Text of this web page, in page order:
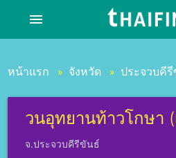
menu
หน้าแรก » จังหวัด » ประจวบคี
วนอุทยานท้าวโกษา
จ.ประจวบคีรีขันธ์